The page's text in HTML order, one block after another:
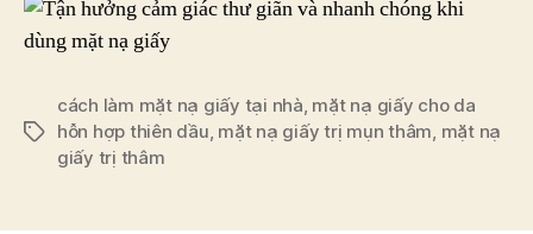
Tags
cách làm mặt nạ giấy tại nhà mặt nạ giấy cho da
hỗn hợp thiên dầu mặt nạ giấy trị mụn thâm mặt nạ
giấy trị thâm